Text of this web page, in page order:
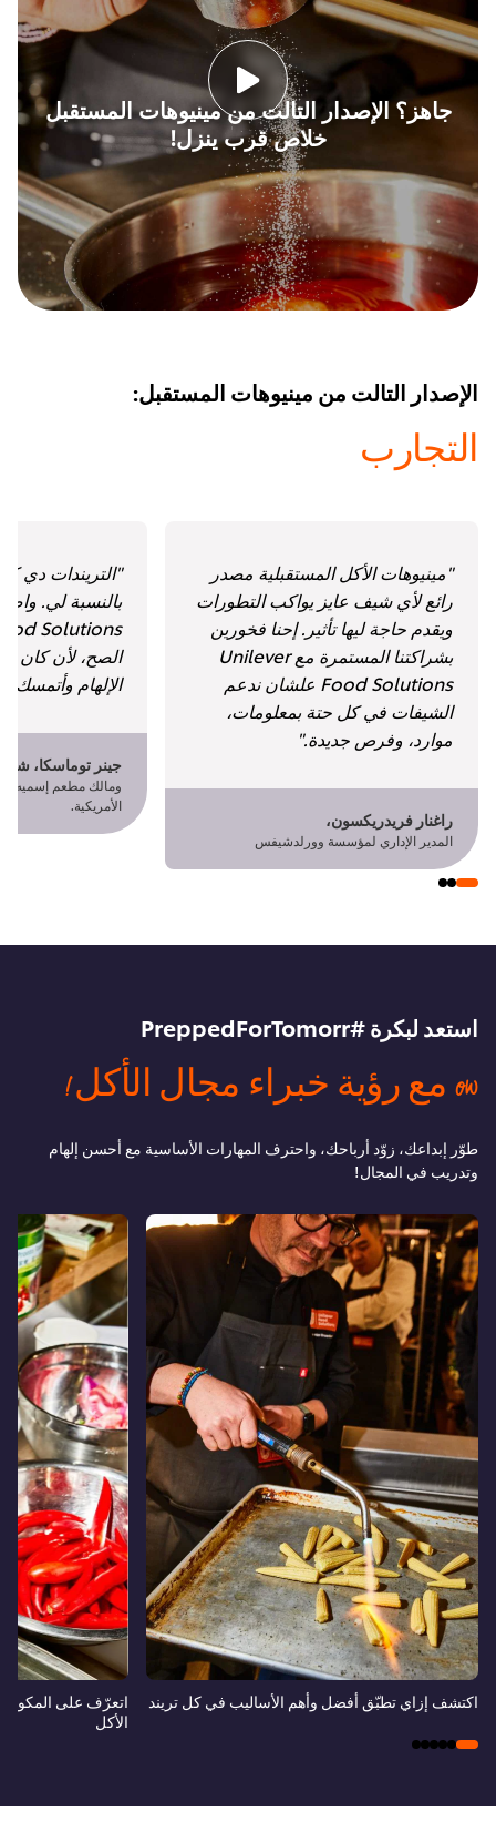
جاهز؟ الإصدار التالت من مينيوهات المستقبل
خلاص قرب ينزل!
الإصدار التالت من مينيوهات المستقبل:
التجارب
"مينيوهات الأكل المستقبلية مصدر
رائع لأي شيف عايز يواكب التطورات
ويقدم حاجة ليها تأثير. إحنا فخورين
بشراكتنا المستمرة مع Unilever
Food Solutions علشان ندعم
الشيفات في كل حتة بمعلومات،
موارد، وفرص جديدة."
راغنار فريدريكسون،
المدير الإداري لمؤسسة وورلدشيفس
"التريندات دي
الصح، لأن كان
الإلهام وأتمسك
جينر توماسكا،
ومالك مطعم إسميه،
الأمريكية.
استعد لبكرة #PreppedForTomorr
ow مع رؤية خبراء مجال الأكل!
طوّر إبداعك، زوّد أرباحك، واحترف المهارات الأساسية مع أحسن إلهام
وتدريب في المجال!
اكتشف إزاي تطبّق أفضل وأهم الأساليب في كل تريند
اتعرّف على
الأكل